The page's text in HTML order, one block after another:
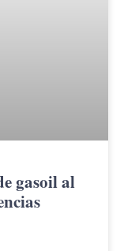
gasoil al